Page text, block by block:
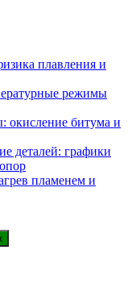
плавления и
режимы
окисление битума и
деталей: графики
пламенем и